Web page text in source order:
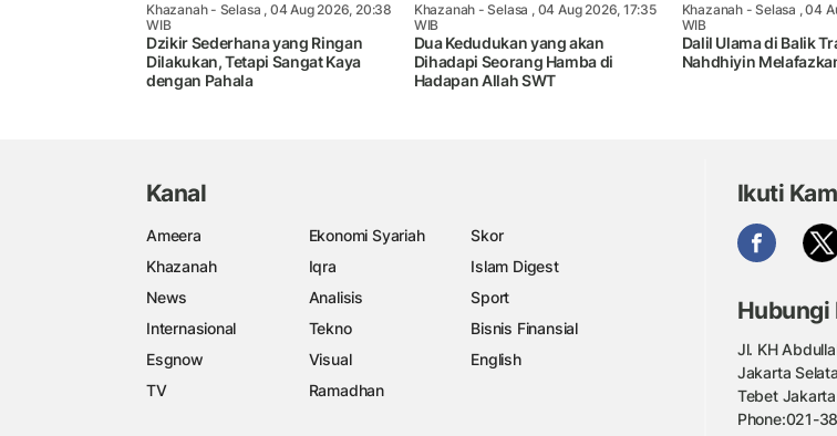
Khazanah- Selasa , 04 Aug 2026, 20:38
WIB
Dzikir Sederhana yang Ringan
Dilakukan, Tetapi Sangat Kaya
dengan Pahala
Khazanah - Selasa , 04 Aug 2026, 17:35
WIB
Dua Kedudukan yang akan
Dihadapi Seorang Hamba di
Hadapan Allah SWT
Khazanah- Selasa , 04
WIB
Dalil Ulama di Balik
Nahdhiyin
Kanal
Ameera Ekonomi Syariah
Skor
Khazanah
Iqra
Islam Digest
News
Analisis
Sport
Internasional
Tekno
Bisnis Finansial
Esgnow
Visual
English
TV
Ramadhan
Ikuti
Hubungi
Jl. KH
Jakarta
Tebet
Phone:021-